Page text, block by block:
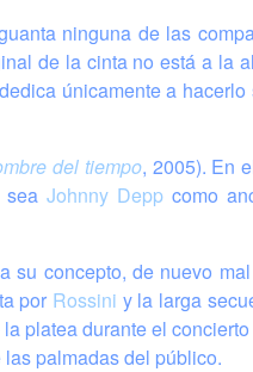
ninguna de las
de la cinta no está a la
únicamente a
del tiempo, 2005). En
sea Johnny Deppcomo
concepto, de nuevo
por Rossini y la larga
platea durante el
palmadas del público.